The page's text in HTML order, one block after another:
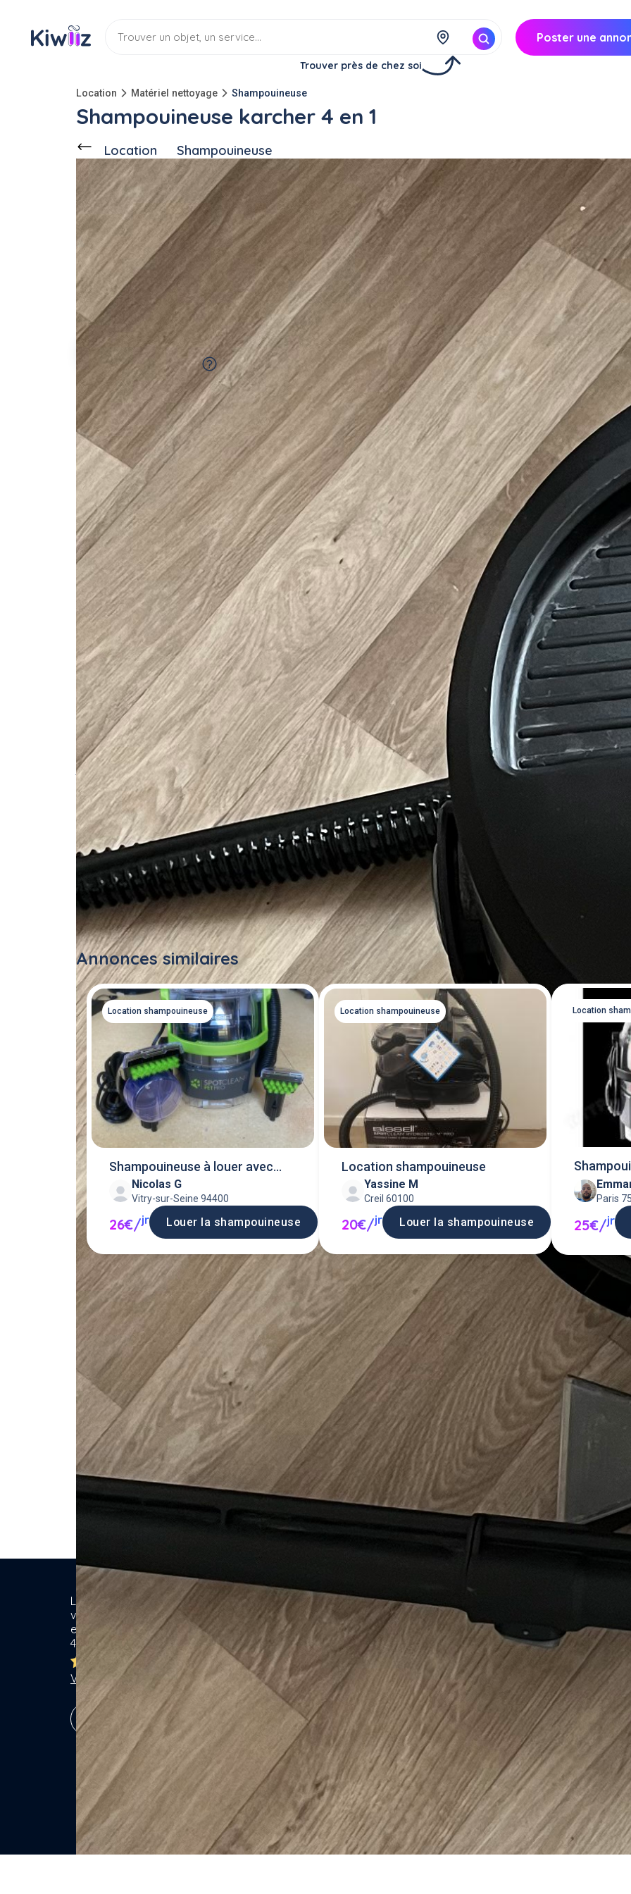
Trouver près de chez soi
Poster une
Location Matériel nettoyage Shampouineuse
Shampouineuse karcher 4 en 1
Location Shampouineuse
Réserver
Ce voisinpropose en location à Paris (75018)
20€/jour
Worokhiya .
75% fiable
1 annonce
-24kgqu'à l'achat
-29% qu'en magasin
Description de l'annonce
Shampouineuse Karcher, aspirateur injecteur extracteur, détacheur textile. nettoyeur de
tapis et de tissus d'ameublement polyvalent et efficace qui offre un nettoyage en
profondeur pour diverses surfaces, notamment les tapis, les tissus d'ameublement, les sièges
de voiture et les matelas. Il est idéal pour les personnes ayant des enfants, des animaux
domestiques, des allergies ou toute personne recherchant un nettoyage en profondeur
pour leurs textiles domestiques.
À louer:
20€/ la journée
11€/ la demi-journée
37€/ deux jours
80€/ la semaine
A récupérer: Porte de Clignancourt, Porte de Saint-Ouen, angélique compoint.
À rendre: vider et propre
#shampouineuse
Annonces similaires
Location shampouineuse
Shampouineuse à louer avec
accessoires
Nicolas G
Vitry-sur-Seine 94400
26€/jr Louer la shampouineuse
Location shampouineuse
Location shampouineuse
Yassine M
Creil 60100
20€/jr Louer la shampouineuse
Location
Paris
25€/jr
Louer une shampouineuse entre
proposer une shampouineuse en
Poster une annonce
Location de matériel & Services entre
voisins. Voisiner, s'entraider... gagner
ensemble ! Particuliers & Professionnels.
4,8/5
Voir les 7773 avis
S'inscrire !
Catégories
Services
Location
Bricoleur
Jardinier
Garde d'animaux
Véhicules
Comment ça marche ?
Foire Aux Questions
Notre philosophie
Économie collaborative
Copyright - Kiwiiz.fr